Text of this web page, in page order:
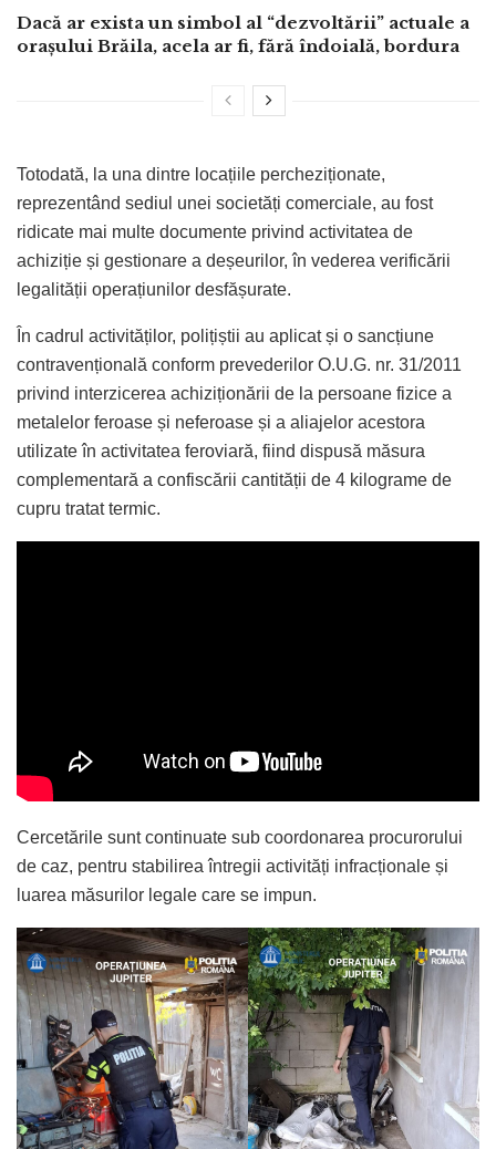
Dacă ar exista un simbol al “dezvoltării” actuale a
orașului Brăila, acela ar fi, fără îndoială, bordura
Totodată, la una dintre locațiile percheziționate,
reprezentând sediul unei societăți comerciale, au fost
ridicate mai multe documente privind activitatea de
achiziție și gestionare a deșeurilor, în vederea verificării
legalității operațiunilor desfășurate.
În cadrul activităților, polițiștii au aplicat și o sancțiune
contravențională conform prevederilor O.U.G. nr. 31/2011
privind interzicerea achiziționării de la persoane fizice a
metalelor feroase și neferoase și a aliajelor acestora
utilizate în activitatea feroviară, fiind dispusă măsura
complementară a confiscării cantității de 4 kilograme de
cupru tratat termic.
Cercetările sunt continuate sub coordonarea procurorului
de caz, pentru stabilirea întregii activități infracționale și
luarea măsurilor legale care se impun.